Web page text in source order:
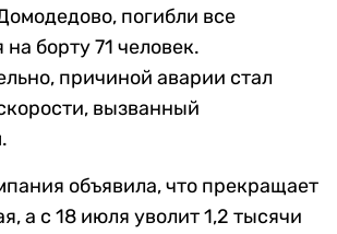
погибли все
борту 71 человек.
причиной аварии стал
вызванный
объявила, что прекращает
а с 18 июля уволит 1,2 тысячи